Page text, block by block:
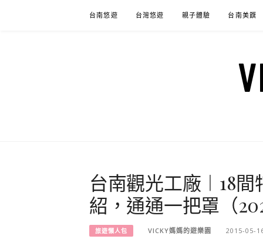
台南悠遊 台灣悠遊 親子體驗 台南美饌
台南觀光工廠︱18
紹，通通一把罩（
旅遊懶人包 VICKY媽媽的遊樂園 2015-05-